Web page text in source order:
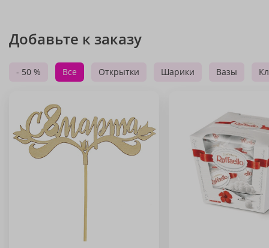
Добавьте к заказу
- 50 % Все Открытки Шарики Вазы